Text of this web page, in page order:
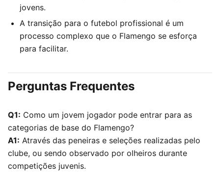
jovens.
A transição para o futebol profissional é um
processo complexo que o Flamengo se esforça
para facilitar.
Perguntas Frequentes
Q1: Como um jovem jogador pode entrar para as
categorias de base do Flamengo?
A1: Através das peneiras e seleções realizadas pelo
clube, ou sendo observado por olheiros durante
competições juvenis.